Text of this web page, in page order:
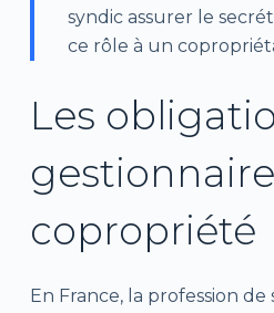
syndic assurer le
ce rôle à un
Les
copropriété
En France, la profession